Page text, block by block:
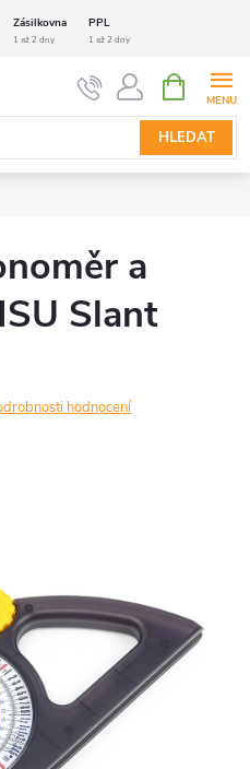
Zásilkovna PPL
1 až 2 dny 1 až 2 dny
HLEDAT
NÁKUPNÍ
KOŠÍK
a
Slant
hodnocení